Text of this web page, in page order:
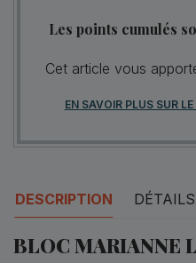
Les points cumulés
Cet article vous
EN SAVOIR PLUS SUR
DESCRIPTION
BLOC MARIANNE